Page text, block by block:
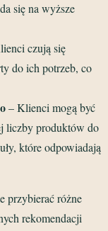
się na wyższe
czują się
do ich potrzeb, co
– Klienci mogą być
liczby produktów do
które odpowiadają
przybierać różne
rekomendacji